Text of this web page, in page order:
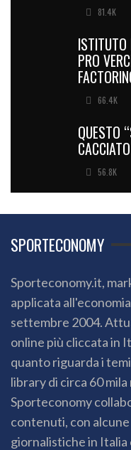
81.4K
ISTITUTO
PRO
66.4K
QUESTO
56.8K
SPORTECONOMY
Sporteconomy.it,
applicata
settembre 2004.
online più cliccata in
quanto riguarda i
library di circa 60 mila
Sporteconomy
contenuti, con
giornalistiche in Italia